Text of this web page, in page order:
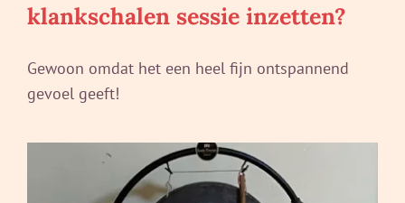
klankschalen sessie inzetten?
Gewoon omdat het een heel fijn ontspannend
gevoel geeft!